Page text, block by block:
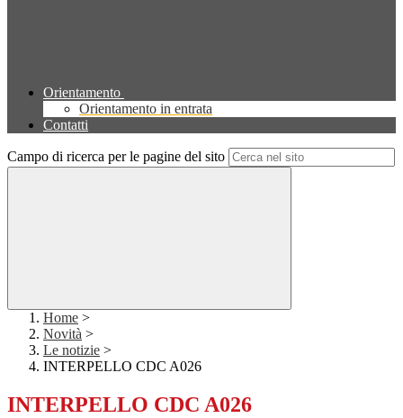
Orientamento
Orientamento in entrata
Contatti
Campo di ricerca per le pagine del sito
Home >
Novità >
Le notizie >
INTERPELLO CDC A026
INTERPELLO CDC A026